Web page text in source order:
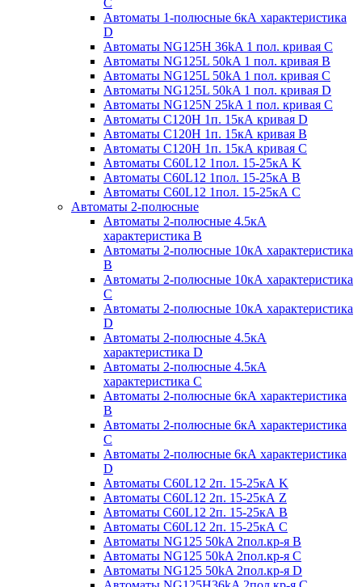
Автоматы 1-полюсные 6кА характеристика
D
Автоматы NG125H 36kA 1 пол. кривая C
Автоматы NG125L 50kA 1 пол. кривая B
Автоматы NG125L 50kA 1 пол. кривая C
Автоматы NG125L 50kA 1 пол. кривая D
Автоматы NG125N 25kA 1 пол. кривая C
Автоматы С120H 1п. 15кА кривая D
Автоматы С120H 1п. 15кА кривая В
Автоматы С120H 1п. 15кА кривая С
Автоматы С60L12 1пол. 15-25кА K
Автоматы С60L12 1пол. 15-25кА В
Автоматы С60L12 1пол. 15-25кА С
Автоматы 2-полюсные
Автоматы 2-полюсные 4.5кА
характеристика В
Автоматы 2-полюсные 10кА характеристика
B
Автоматы 2-полюсные 10кА характеристика
C
Автоматы 2-полюсные 10кА характеристика
D
Автоматы 2-полюсные 4.5кА
характеристика D
Автоматы 2-полюсные 4.5кА
характеристика С
Автоматы 2-полюсные 6кА характеристика
B
Автоматы 2-полюсные 6кА характеристика
C
Автоматы 2-полюсные 6кА характеристика
D
Автоматы C60L12 2п. 15-25кА K
Автоматы C60L12 2п. 15-25кА Z
Автоматы C60L12 2п. 15-25кА B
Автоматы C60L12 2п. 15-25кА C
Автоматы NG125 50kA 2пол.кр-я B
Автоматы NG125 50kA 2пол.кр-я C
Автоматы NG125 50kA 2пол.кр-я D